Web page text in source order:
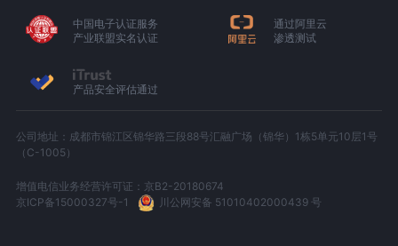
中国电子认证服务
产业联盟实名认证
通过阿里云
渗透测试
产品安全评估通过
公司地址：成都市锦江区锦华路三段88号汇融广场（锦华）1栋5单元10层1号
（C-1005）
增值电信业务经营许可证：京B2-20180674
京ICP备15000327号-1
川公网安备 51010402000439 号